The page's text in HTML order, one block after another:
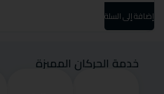
إضافة إلى السلة
خدمة الحركان المميزة